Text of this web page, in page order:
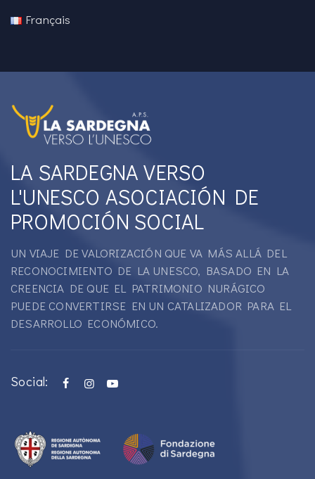
Français
LA SARDEGNA VERSO
L'UNESCO ASOCIACIÓN DE
PROMOCIÓN SOCIAL
UN VIAJE DE VALORIZACIÓN QUE VA MÁS ALLÁ DEL
RECONOCIMIENTO DE LA UNESCO, BASADO EN LA
CREENCIA DE QUE EL PATRIMONIO NURÁGICO
PUEDE CONVERTIRSE EN UN CATALIZADOR PARA EL
DESARROLLO ECONÓMICO.
Social: